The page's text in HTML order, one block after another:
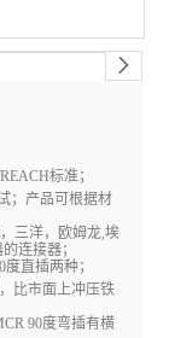
标准；
；产品可根据材
三洋，欧姆龙,埃
连接器；
直插两种；
比市面上冲压铁
90度弯插有横